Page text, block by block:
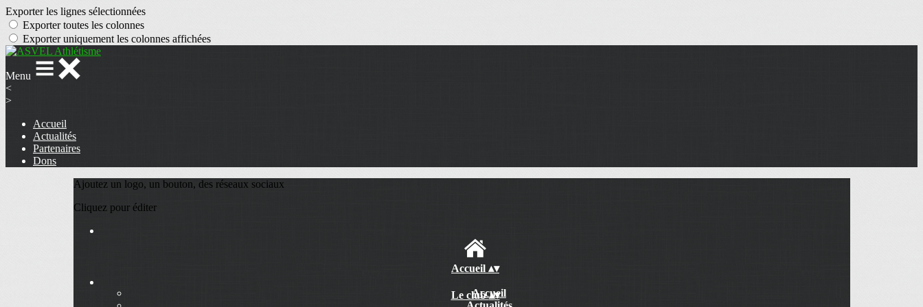
Exporter les lignes sélectionnées
Exporter toutes les colonnes
Exporter uniquement les colonnes affichées
Menu
<
>
Accueil
Actualités
Partenaires
Dons
Ajoutez un logo, un bouton, des réseaux sociaux
Cliquez pour éditer
Accueil ▴▾
Accueil
Le club▴▾